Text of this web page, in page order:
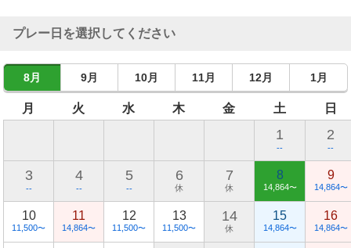
プレー日を選択してください
8月 9月 10月 11月 12月 1月
月 火 水 木 金 土 日
1
--
2
--
3
--
4
--
5
--
6
休
7
休
8
14,864〜
9
14,864〜
10
11,500〜
11
14,864〜
12
11,500〜
13
11,500〜
14
休
15
14,864〜
16
14,864〜